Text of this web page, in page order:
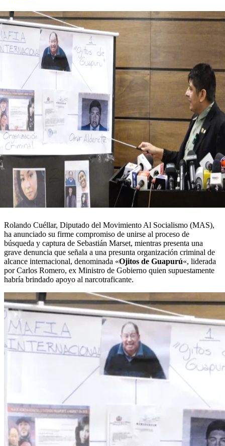
Rolando Cuéllar, Diputado del Movimiento Al Socialismo (MAS),
ha anunciado su firme compromiso de unirse al proceso de
búsqueda y captura de Sebastián Marset, mientras presenta una
grave denuncia que señala a una presunta organización criminal de
alcance internacional, denominada «Ojitos de Guapurú«, liderada
por Carlos Romero, ex Ministro de Gobierno quien supuestamente
habría brindado apoyo al narcotraficante.